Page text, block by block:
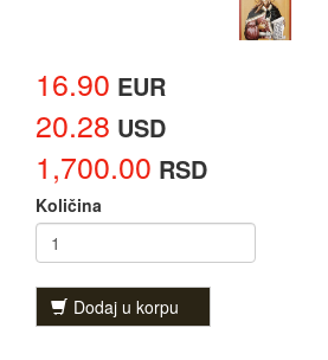
16.90 EUR
20.28 USD
1,700.00 RSD
Količina
Dodaj u korpu